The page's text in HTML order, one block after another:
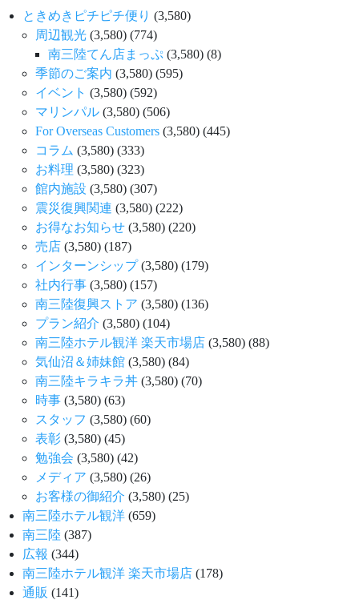
ときめきピチピチ便り (3,580)
周辺観光 (3,580) (774)
南三陸てん店まっぷ (3,580) (8)
季節のご案内 (3,580) (595)
イベント (3,580) (592)
マリンパル (3,580) (506)
For Overseas Customers (3,580) (445)
コラム (3,580) (333)
お料理 (3,580) (323)
館内施設 (3,580) (307)
震災復興関連 (3,580) (222)
お得なお知らせ (3,580) (220)
売店 (3,580) (187)
インターンシップ(3,580) (179)
社内行事 (3,580) (157)
南三陸復興ストア (3,580) (136)
プラン紹介 (3,580) (104)
南三陸ホテル観洋 楽天市場店 (3,580) (88)
気仙沼＆姉妹館 (3,580) (84)
南三陸キラキラ丼 (3,580) (70)
時事 (3,580) (63)
スタッフ (3,580) (60)
表彰 (3,580) (45)
勉強会 (3,580) (42)
メディア (3,580) (26)
お客様の御紹介 (3,580) (25)
南三陸ホテル観洋 (659)
南三陸 (387)
広報 (344)
南三陸ホテル観洋 楽天市場店 (178)
通販 (141)